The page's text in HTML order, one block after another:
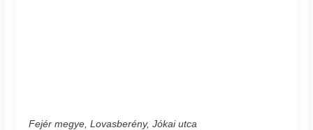
Fejér megye, Lovasberény, Jókai utca